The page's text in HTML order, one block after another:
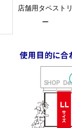
店舗用タペストリ
ー